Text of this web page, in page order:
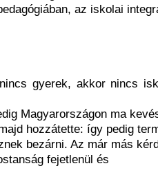
az iskolai
gyerek, akkor nincs
Magyarországon ma
hozzátette: így pedig
bezárni. Az már más
fejetlenül és